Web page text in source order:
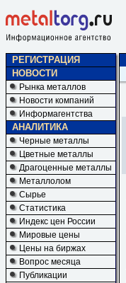
РЕГИСТРАЦИЯ
НОВОСТИ
Рынка металлов
Новости компаний
Информагентства
АНАЛИТИКА
Черные металлы
Цветные металлы
Драгоценные металлы
Металлолом
Сырье
Статистика
Индекс цен России
Мировые цены
Цены на биржах
Вопрос месяца
Публикации